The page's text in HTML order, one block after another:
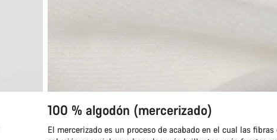
100 % algodón (mercerizado)
El mercerizado es un proceso de acabado en el cual las
¿Necesitas ayuda?